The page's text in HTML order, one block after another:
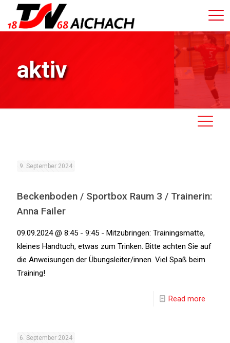
aktiv
9. September 2024
Beckenboden / Sportbox Raum 3 / Trainerin:
Anna Failer
09.09.2024 @ 8:45 - 9:45 - Mitzubringen: Trainingsmatte,
kleines Handtuch, etwas zum Trinken. Bitte achten Sie auf
die Anweisungen der Übungsleiter/innen. Viel Spaß beim
Training!
Read more
6. September 2024